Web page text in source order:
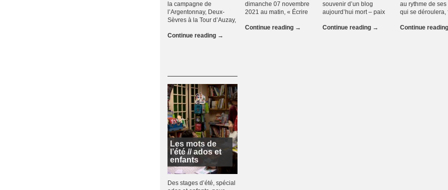
la campagne de
l’Argentonnay, Deux-
Sèvres à la Tour d’Auzay,
Continue reading →
dimanche 07 novembre
2021 au matin, « Écrire
Continue reading →
souvenir d’un blog
aujourd’hui mort – paix
Continue reading →
au rythme de ses
qui se déroulera,
Continue
Les mots de
l’été // ados et
enfants
Des stages d’été, spécial